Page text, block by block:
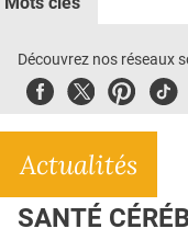
E-REVUE SAD
L'APP
QUI SOMMES-NOUS ?
Découvrez nos réseaux
FacebookTwitterPinterest
Actualités
SANTÉ